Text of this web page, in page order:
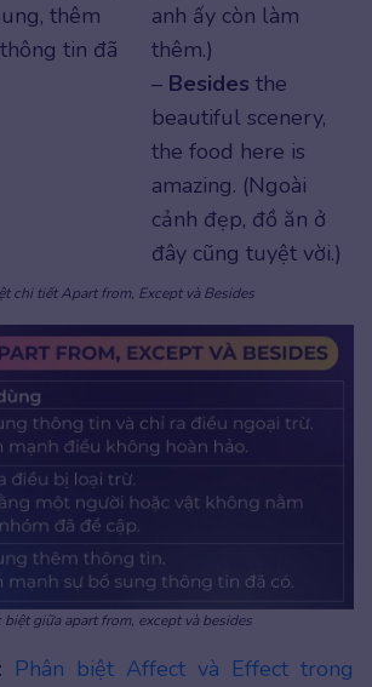
thêm
tin đã
anh ấy còn làm
thêm.)
– Besides the
beautiful scenery,
the food here is
amazing. (Ngoài
cảnh đẹp, đồ ăn ở
đây cũng tuyệt vời.)
chi tiết Apart from, Except và Besides
biệt giữa apart from, except và besides
: Phân biệt Affect và Effect trong